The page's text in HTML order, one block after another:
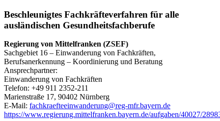
Beschleunigtes Fachkräfteverfahren für alle
ausländischen Gesundheitsfachberufe
Regierung von Mittelfranken (ZSEF)
Sachgebiet 16 – Einwanderung von Fachkräften,
Berufsanerkennung – Koordinierung und Beratung
Ansprechpartner:
Einwanderung von Fachkräften
Telefon: +49 911 2352-211
Marienstraße 17, 90402 Nürnberg
E-Mail: fachkraefteeinwanderung@reg-mfr.bayern.de
https://www.regierung.mittelfranken.bayern.de/aufgaben/40027/